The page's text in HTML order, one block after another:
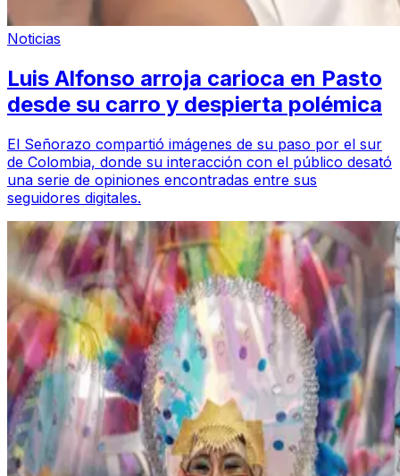
Noticias
Luis Alfonso arroja carioca en Pasto
desde su carro y despierta polémica
El Señorazo compartió imágenes de su paso por el sur
de Colombia, donde su interacción con el público desató
una serie de opiniones encontradas entre sus
seguidores digitales.